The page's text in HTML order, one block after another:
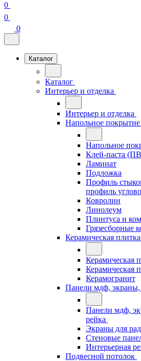
0
0
0
Каталог
Каталог
Интерьер и отделка
Интерьер и отделка
Напольное покрытие
Напольное
Клей-паста
Ламинат
Подложка
Профиль
профиль
Ковролин
Линолеум
Плинтуса и
Грязесборные
Керамическая
Керамическая
Керамическая
Керамогранит
Панели мдф, экраны,
Панели мдф,
рейка
Экраны для
Стеновые
Интерьерная
Подвесной потолок